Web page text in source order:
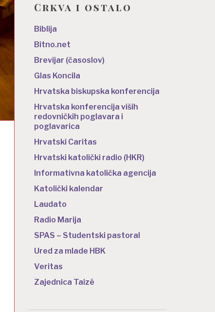
Crkva i ostalo
Biblija
Bitno.net
Brevijar (časoslov)
Glas Koncila
Hrvatska biskupska konferencija
Hrvatska konferencija viših
redovničkih poglavara i
poglavarica
Hrvatski Caritas
Hrvatski katolički radio (HKR)
Informativna katolička agencija
Katolički kalendar
Laudato
Radio Marija
SPAS – Studentski pastoral
Ured za mlade HBK
Veritas
Zajednica Taizé